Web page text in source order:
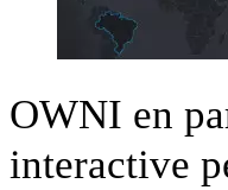
OWNI en
interactive